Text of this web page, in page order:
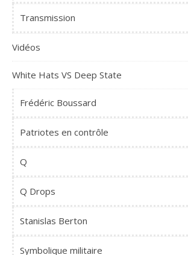
Transmission
Vidéos
White Hats VS Deep State
Frédéric Boussard
Patriotes en contrôle
Q
Q Drops
Stanislas Berton
Symbolique militaire